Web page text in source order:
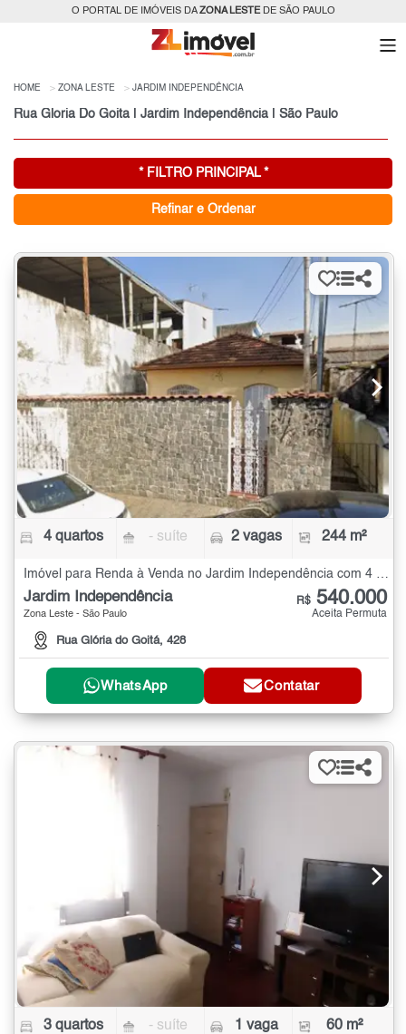
O PORTAL DE IMÓVEIS DAZONA LESTEDE SÃO PAULO
HOME ZONA LESTE JARDIM INDEPENDÊNCIA
Rua Gloria Do Goita | Jardim Independência | São Paulo
* FILTRO PRINCIPAL *
Refinar e Ordenar
4 quartos - suíte 2 vagas 244 m²
Jardim Independência
Zona Leste - São Paulo
Rua Glória do Goitá, 428
R$ 540.000
Aceita Permuta
WhatsApp Contatar
3 quartos - suíte 1 vaga 60 m²